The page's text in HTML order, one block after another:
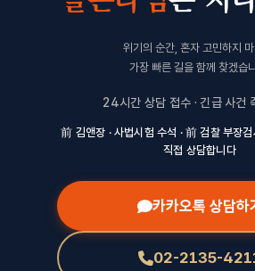
위기의 순간, 혼자 고민하지
가장 빠른 길을 함께 찾겠습
24시간 상담 접수 · 긴급 사건
前 김앤장 · 사법시험 수석 · 前 검찰 부장검
직접 상담합니다
카카오톡 상담하
02-2135-